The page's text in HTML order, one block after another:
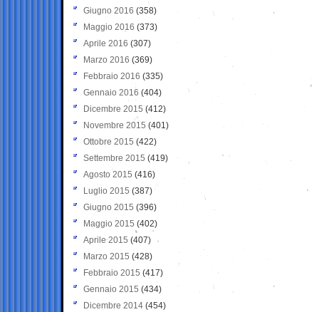
Giugno 2016 (358)
Maggio 2016 (373)
Aprile 2016 (307)
Marzo 2016 (369)
Febbraio 2016 (335)
Gennaio 2016 (404)
Dicembre 2015 (412)
Novembre 2015 (401)
Ottobre 2015 (422)
Settembre 2015 (419)
Agosto 2015 (416)
Luglio 2015 (387)
Giugno 2015 (396)
Maggio 2015 (402)
Aprile 2015 (407)
Marzo 2015 (428)
Febbraio 2015 (417)
Gennaio 2015 (434)
Dicembre 2014 (454)